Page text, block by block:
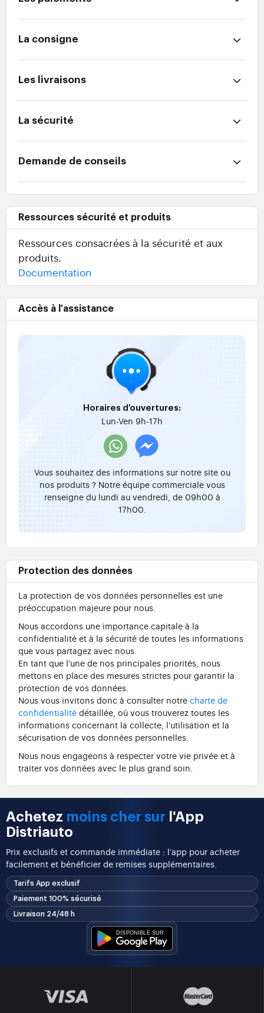
La consigne
Les livraisons
La sécurité
Demande de conseils
Ressources sécurité et produits
Ressources consacrées à la sécurité et aux
produits.
Documentation
Accès à l'assistance
Horaires d'ouvertures:
Lun-Ven 9h-17h
Vous souhaitez des informations sur notre site ou
nos produits ? Notre équipe commerciale vous
renseigne du lundi au vendredi, de 09h00 à
17h00.
Protection des données
La protection de vos données personnelles est une
préoccupation majeure pour nous.
Nous accordons une importance capitale à la
confidentialité et à la sécurité de toutes les informations
que vous partagez avec nous.
En tant que l'une de nos principales priorités, nous
mettons en place des mesures strictes pour garantir la
protection de vos données.
Nous vous invitons donc à consulter notre charte de
confidentialité détaillée, où vous trouverez toutes les
informations concernant la collecte, l'utilisation et la
sécurisation de vos données personnelles.
Nous nous engageons à respecter votre vie privée et à
traiter vos données avec le plus grand soin.
Achetez moins cher sur l'App
Distriauto
Prix exclusifs et commande immédiate : l’app pour acheter
facilement et bénéficier de remises supplémentaires.
Tarifs App exclusif
Paiement 100% sécurisé
Livraison 24/48 h